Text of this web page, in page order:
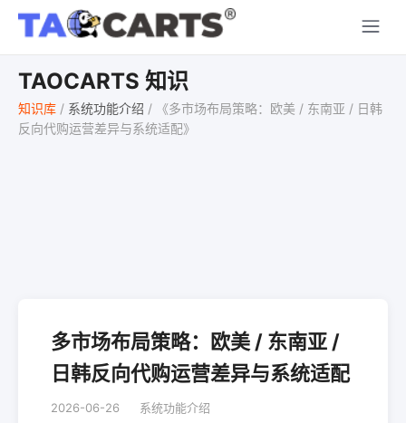
TAOCARTS 知识
知识库 / 系统功能介绍 /
《多市场布局策略：欧美 / 东南亚 / 日韩
反向代购运营差异与系统适配》
多市场布局策略：欧美 / 东南亚 /
日韩反向代购运营差异与系统适配
2026-06-26 系统功能介绍